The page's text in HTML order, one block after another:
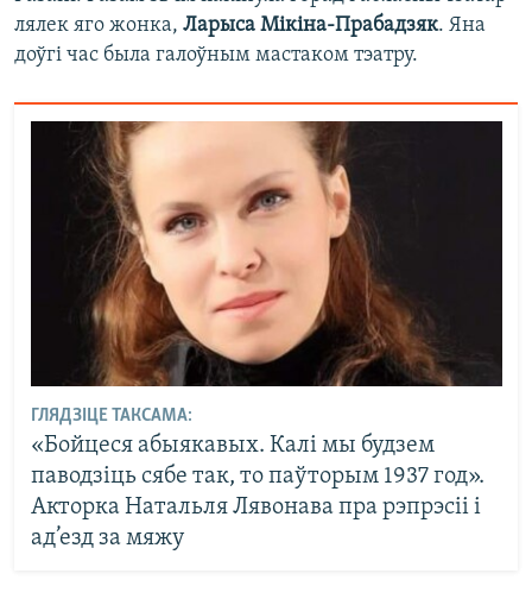
лялек яго жонка, Ларыса Мікіна-Прабадзяк. Яна
доўгі час была галоўным мастаком тэатру.
ГЛЯДЗІЦЕ ТАКСАМА:
«Бойцеся абыякавых. Калі мы будзем
паводзіць сябе так, то паўторым 1937 год».
Акторка Натальля Лявонава пра рэпрэсіі і
ад’езд за мяжу